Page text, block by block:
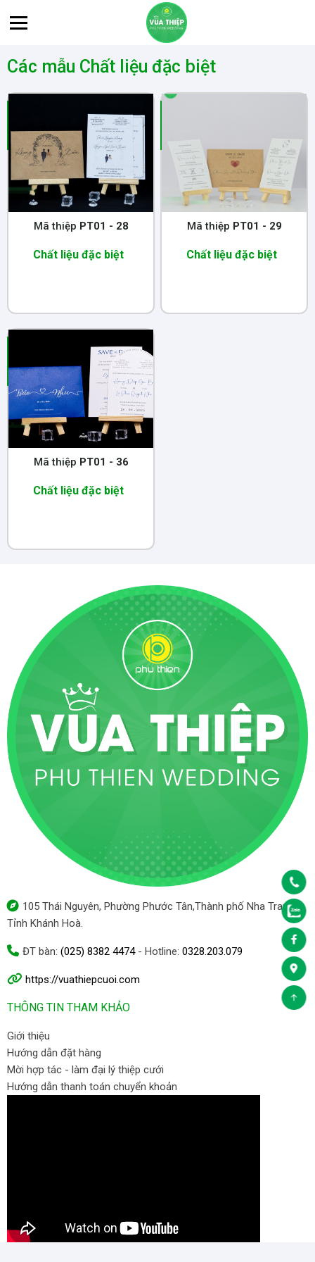
Các mẫu Chất liệu đặc biệt
Mã thiệp PT01 - 28
Chất liệu đặc biệt
Mã thiệp PT01 - 29
Chất liệu đặc biệt
Mã thiệp PT01 - 36
Chất liệu đặc biệt
105 Thái Nguyên, Phường Phước Tân,Thành phố Nha Trang,
Tỉnh Khánh Hoà.
ĐT bàn: (025) 8382 4474- Hotline: 0328.203.079
https://vuathiepcuoi.com
THÔNG TIN THAM KHẢO
Giới thiệu
Hướng dẫn đặt hàng
Mời hợp tác - làm đại lý thiệp cưới
Hướng dẫn thanh toán chuyển khoản